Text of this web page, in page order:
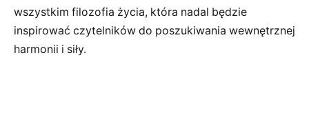
wszystkim filozofia życia, która nadal będzie
inspirować czytelników do poszukiwania wewnętrznej
harmonii i siły.